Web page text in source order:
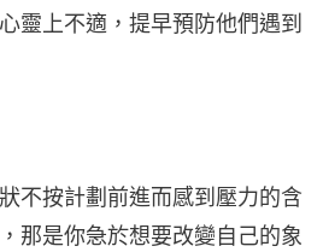
靈上不適，提早預防他們遇到
不按計劃前進而感到壓力的含
那是你急於想要改變自己的象